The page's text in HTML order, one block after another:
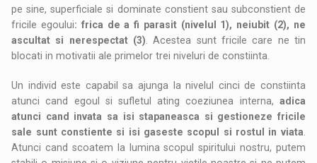
pe sine, superficiale si dominate constient sau subconstient de
fricile egoului: frica de a fi parasit (nivelul 1), neiubit (2), ne
ascultat si nerespectat (3) . Acestea sunt fricile care ne tin
blocati in motivatii ale primelor trei niveluri de constiinta.
Un individ este capabil sa ajunga la nivelul cinci de constiinta
atunci cand egoul si sufletul ating coeziunea interna, adica
atunci cand invata sa isi stapaneasca si gestioneze fricile
sale sunt constiente si isi gaseste scopul si rostul in viata
Atunci cand scoatem la lumina scopul spiritului nostru, putem